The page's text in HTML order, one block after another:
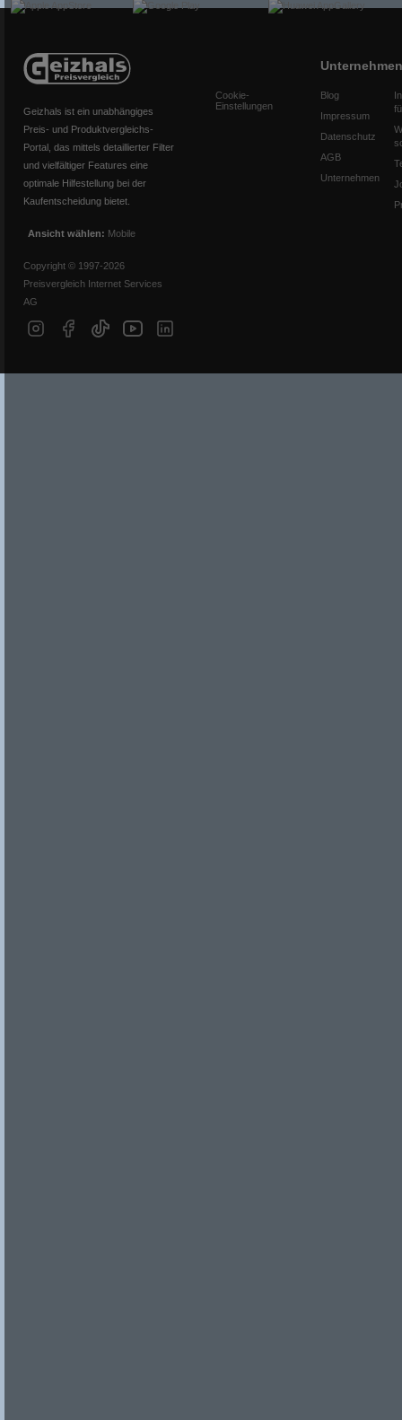
Geizhals ist ein unabhängiges
Preis- und Produktvergleichs-
Portal, das mittels detaillierter Filter
und vielfältiger Features eine
optimale Hilfestellung bei der
Kaufentscheidung bietet.
Ansicht wählen: Mobile
Copyright © 1997-2026
Preisvergleich Internet Services
AG
Cookie-
Einstellungen
Unternehmen
Blog
Impressum
Datenschutz
AGB
Unternehmen